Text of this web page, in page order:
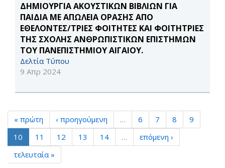
ΔΗΜΙΟΥΡΓΙΑ ΑΚΟΥΣΤΙΚΩΝ ΒΙΒΛΙΩΝ ΓΙΑ
ΠΑΙΔΙΑ ΜΕ ΑΠΩΛΕΙΑ ΟΡΑΣΗΣ ΑΠΟ
ΕΘΕΛΟΝΤΕΣ/ΤΡΙΕΣ ΦΟΙΤΗΤΕΣ ΚΑΙ ΦΟΙΤΗΤΡΙΕΣ
ΤΗΣ ΣΧΟΛΗΣ ΑΝΘΡΩΠΙΣΤΙΚΩΝ ΕΠΙΣΤΗΜΩΝ
ΤΟΥ ΠΑΝΕΠΙΣΤΗΜΙΟΥ ΑΙΓΑΙΟΥ.
Δελτία Τύπου
9 Απρ 2024
« πρώτη ‹ προηγούμενη … 6 7 8
9
10
11 12 13 14 …
επόμενη ›
τελευταία »